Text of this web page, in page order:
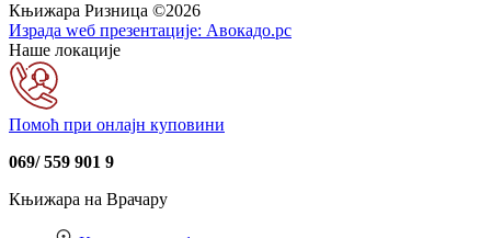
Књижара Ризница ©️2026
Израда wеб презентације: Авокадо.рс
Наше локације
Помоћ при онлајн куповини
069/ 559 901 9
Књижара на Врачару